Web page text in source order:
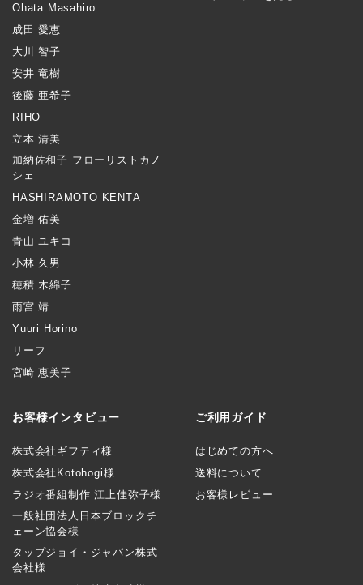
Ohata Masahiro
成田 愛恵
大川 智子
安井 竜樹
後藤 亜希子
RIHO
立本 清美
加納佐和子 フローリストカノ
シェ
HASHIRAMOTO KENTA
金増 佑美
青山 ユキコ
小林 久男
穂積 木綿子
雨宮 靖
Yuuri Horino
リーフ
宮崎 恵美子
お客様インタビュー
株式会社ギフティ様
株式会社Kotohogi様
ラジオ番組制作 江上佳弥子様
一般社団法人日本ブロックチ
ェーン協会様
タップジョイ・ジャパン株式
会社様
ご利用ガイド
はじめての方へ
送料について
お客様レビュー